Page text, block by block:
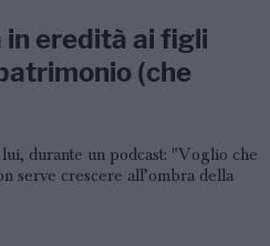
in eredità ai figli
(che
durante un podcast: "Voglio che
serve crescere all’ombra della